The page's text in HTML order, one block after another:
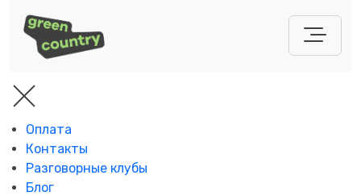
Оплата
Контакты
Разговорные клубы
Блог